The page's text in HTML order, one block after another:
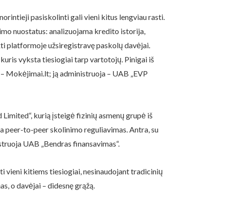
pasiskolinti gali vieni kitus lengviau rasti.
nuostatus: analizuojama kredito istorija,
platformoje užsiregistravę paskolų davėjai.
vyksta tiesiogiai tarp vartotojų. Pinigai iš
Mokėjimai.lt; ją administruoja – UAB „EVP
kurią įsteigė fizinių asmenų grupė iš
peer-to-peer skolinimo reguliavimas. Antra, su
UAB „Bendras finansavimas“.
vieni kitiems tiesiogiai, nesinaudojant tradicinių
o davėjai – didesnę grąžą.